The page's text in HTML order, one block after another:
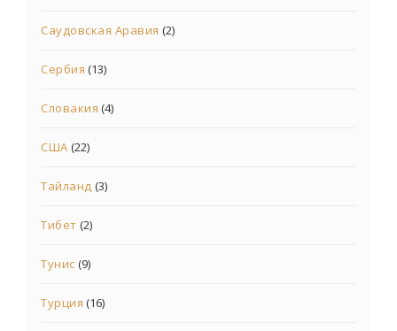
Саудовская Аравия (2)
Сербия (13)
Словакия (4)
США (22)
Тайланд (3)
Тибет (2)
Тунис (9)
Турция (16)